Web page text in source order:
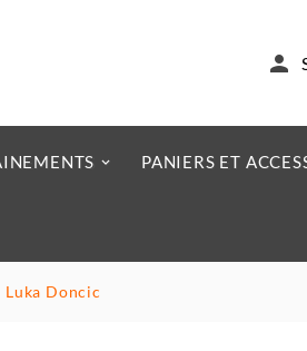

PANIERS ET
Doncic